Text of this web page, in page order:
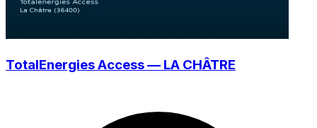
TotalEnergies Access — LA CHÂTRE